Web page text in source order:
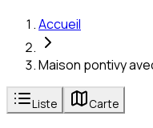
Accueil
Maison pontivy
Liste Carte